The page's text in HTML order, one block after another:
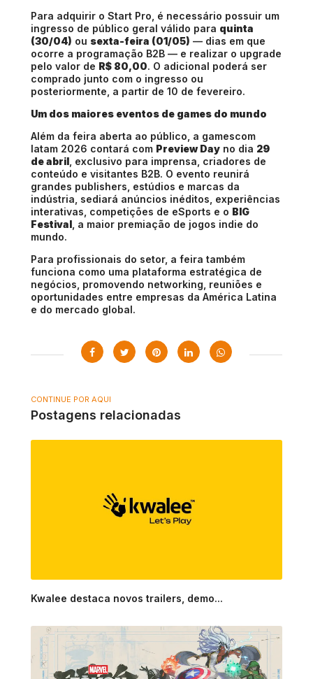
Para adquirir o Start Pro, é necessário possuir um
ingresso de público geral válido para quinta
(30/04) ou sexta-feira (01/05) — dias em que
ocorre a programação B2B — e realizar o upgrade
pelo valor de R$ 80,00. O adicional poderá ser
comprado junto com o ingresso ou
posteriormente, a partir de 10 de fevereiro.
Um dos maiores eventos de games do mundo
Além da feira aberta ao público, a gamescom
latam 2026 contará com Preview Day no dia 29
de abril , exclusivo para imprensa, criadores de
conteúdo e visitantes B2B. O evento reunirá
grandes publishers, estúdios e marcas da
indústria, sediará anúncios inéditos, experiências
interativas, competições de eSports e o BIG
Festival , a maior premiação de jogos indie do
mundo.
Para profissionais do setor, a feira também
funciona como uma plataforma estratégica de
negócios, promovendo networking, reuniões e
oportunidades entre empresas da América Latina
e do mercado global.
CONTINUE POR AQUI
Postagens relacionadas
Kwalee destaca novos trailers, demo...